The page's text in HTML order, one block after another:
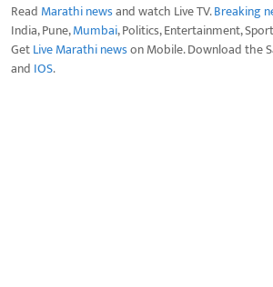
Read Marathi newsand watch Live TV.Breaking
India, Pune,Mumbai, Politics, Entertainment,
GetLive Marathi newson Mobile. Download the
and IOS.